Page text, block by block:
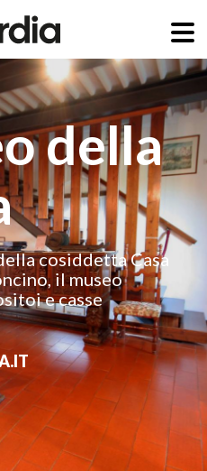
della
cosiddetta Casa
il museo
e casse